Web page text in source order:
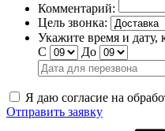
Комментарий:
Цель звонка:
Укажите время и дату,
С
До
Я даю согласие на
Отправить заявку